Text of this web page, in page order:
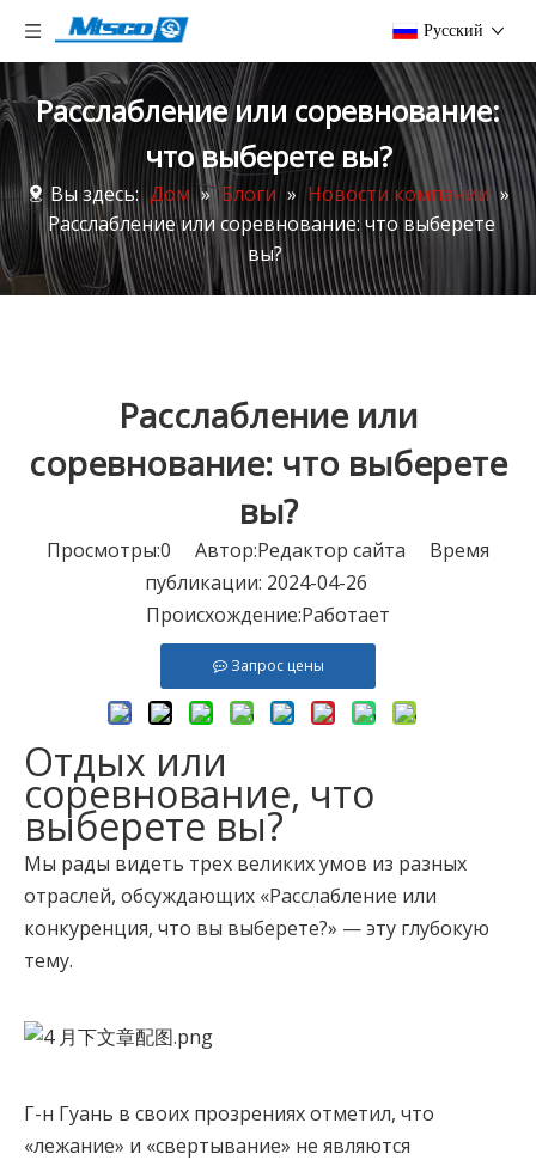
Pусский
Расслабление или соревнование:
что выберете вы?
Вы здесь: Дом » Блоги » Новости компании »
Расслабление или соревнование: что выберете
вы?
Расслабление или
соревнование: что выберете
вы?
Просмотры:0 Автор:Pедактор сайта Время
публикации: 2024-04-26
Происхождение:Работает
Запрос цены
Отдых или
соревнование, что
выберете вы?
Мы рады видеть трех великих умов из разных
отраслей, обсуждающих «Расслабление или
конкуренция, что вы выберете?» — эту глубокую
тему.
Г-н Гуань в своих прозрениях отметил, что
«лежание» и «свертывание» не являются